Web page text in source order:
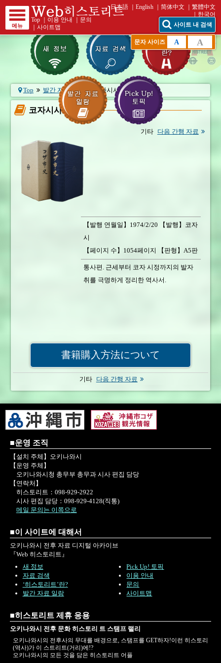
메뉴
Top 이용 안내
문의
｜사이트맵
日本語 English 简体中文
繁體中文
한국어
사이트 내 검색
문자 사이즈 A A
Top 발간 자료 일람 코자시사
코자시사
기타 다음 간행 자료
【발행 연월일】1974/2/20 【발행】코자
시
【페이지 수】1054페이지 【판형】A5판
【서적 중량】1550g
【가격】2,000円 【판매 상황】판매 중
통사편. 근세부터 코자 시정까지의 발자
취를 극명하게 정리한 역사서.
書籍購入方法について
기타 다음 간행 자료
■운영 조직
【설치 주체】오키나와시
【운영 주체】
오키나와시청 총무부 총무과 시사 편집 담당
【연락처】
히스토리트：098-929-2922
시사 편집 담당：098-929-4128(직통)
메일 문의는 이쪽으로
■이 사이트에 대해서
오키나와시 전후 자료 디지털 아카이브
『Web 히스토리트』
새 정보
자료 검색
‘히스토리트’란?
발간 자료 일람
Pick Up! 토픽
이용 안내
문의
사이트맵
■히스토리트 제휴 응용
오키나와시 전후 문화 히스토리 트 스탬프 랠리
오키나와시의 전후사의 무대를 배경으로, 스탬프를 GET하자!이런 히스토리
(역사)가 이 스트리트(거리)에!?
오키나와시의 모든 것을 담은 히스토리트 어플